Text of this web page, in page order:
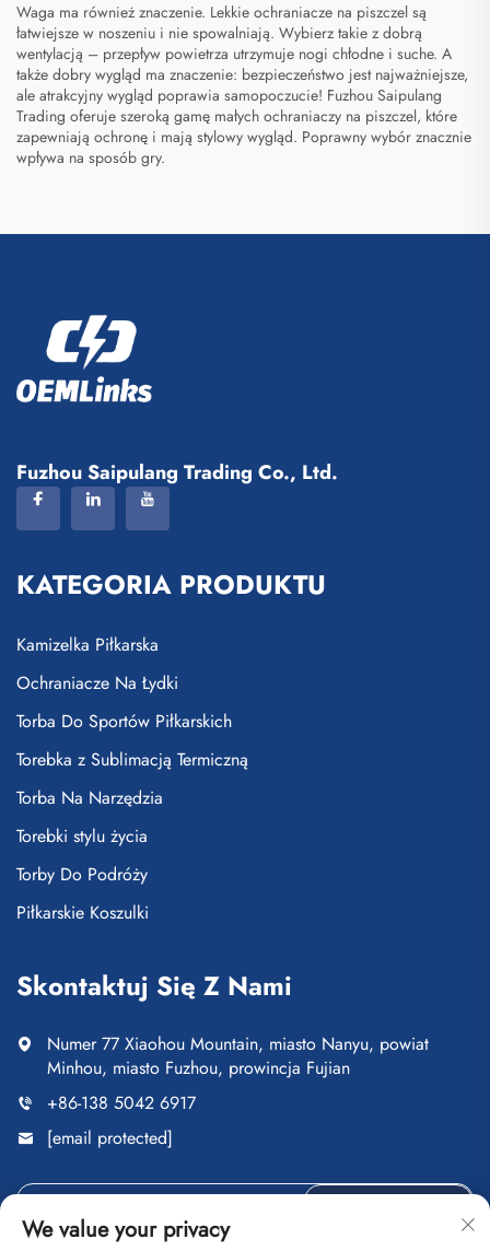
Waga ma również znaczenie. Lekkie ochraniacze na piszczel są
łatwiejsze w noszeniu i nie spowalniają. Wybierz takie z dobrą
wentylacją – przepływ powietrza utrzymuje nogi chłodne i suche. A
także dobry wygląd ma znaczenie: bezpieczeństwo jest najważniejsze,
ale atrakcyjny wygląd poprawia samopoczucie! Fuzhou Saipulang
Trading oferuje szeroką gamę małych ochraniaczy na piszczel, które
zapewniają ochronę i mają stylowy wygląd. Poprawny wybór znacznie
wpływa na sposób gry.
Fuzhou Saipulang Trading Co., Ltd.
KATEGORIA PRODUKTU
Kamizelka Piłkarska
Ochraniacze Na Łydki
Torba Do Sportów Piłkarskich
Torebka z Sublimacją Termiczną
Torba Na Narzędzia
Torebki stylu życia
Torby Do Podróży
Piłkarskie Koszulki
Skontaktuj Się Z Nami
Numer 77 Xiaohou Mountain, miasto Nanyu, powiat
Minhou, miasto Fuzhou, prowincja Fujian
+86-138 5042 6917
[email protected]
We value your privacy